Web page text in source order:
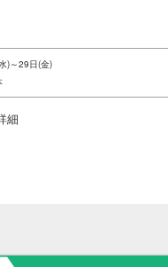
)～29日(金)
細